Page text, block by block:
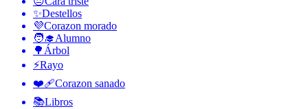
✨Destellos
💜Corazon morado
🧑‍🎓Alumno
🌳 Árbol
⚡Rayo
❤️‍🩹Corazon sanado
📚Libros